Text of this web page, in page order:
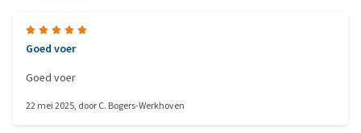
Goed voer
Goed voer
22 mei 2025, doorC. Bogers-Werkhoven